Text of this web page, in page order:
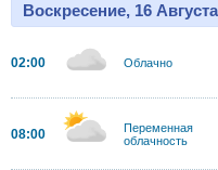
Воскресение, 16 Августа
02:00 Облачно
08:00
Переменная
облачность